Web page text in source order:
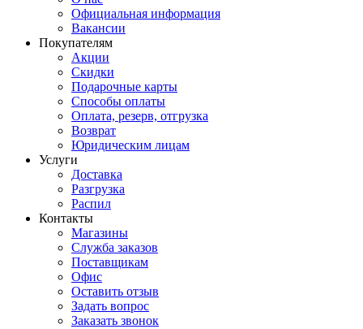
Официальная информация
Вакансии
Покупателям
Акции
Скидки
Подарочные карты
Способы оплаты
Оплата, резерв, отгрузка
Возврат
Юридическим лицам
Услуги
Доставка
Разгрузка
Распил
Контакты
Магазины
Служба заказов
Поставщикам
Офис
Оставить отзыв
Задать вопрос
Заказать звонок